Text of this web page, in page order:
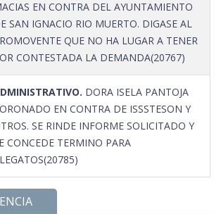
EN CONTRA DEL AYUNTAMIENTO
SAN IGNACIO RIO MUERTO. DIGASE AL
QUE NO HA LUGAR A TENER
CONTESTADA LA DEMANDA(20767)
DORA ISELA PANTOJA
EN CONTRA DE ISSSTESON Y
SE RINDE INFORME SOLICITADO Y
CONCEDE TERMINO PARA